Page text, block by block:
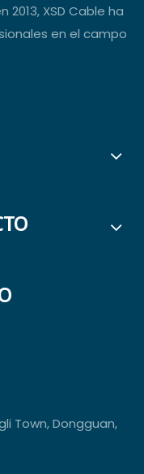
XSD Cable ha
en el campo
Town, Dongguan,